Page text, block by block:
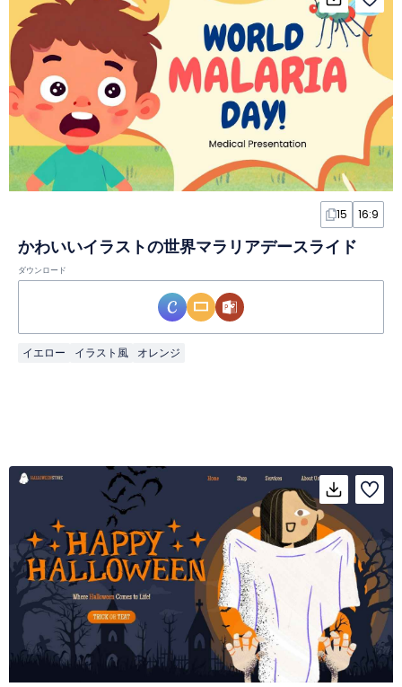
15 16:9
かわいいイラストの世界マラリアデースライド
ダウンロード
イエロー イラスト風 オレンジ